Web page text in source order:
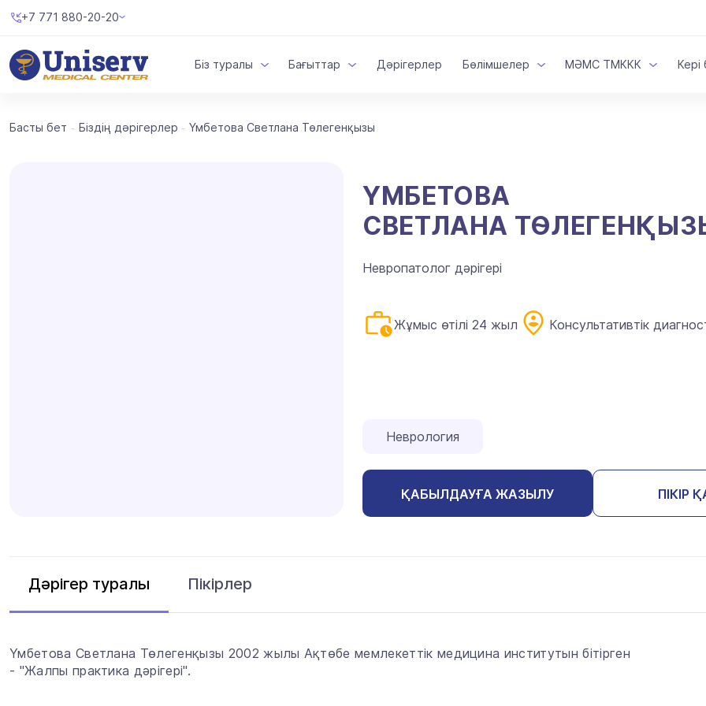
+7 771 880-20-20
Біз туралы Бағыттар Дәрігерлер Бөлімшелер МӘМС ТМККК Кері
Басты бет Біздің дәрігерлер Үмбетова Светлана Төлегенқызы
ҮМБЕТОВА
СВЕТЛАНА
Невропатолог дәрігері
Жұмыс өтілі 24 жыл Консультативтік
Неврология
ҚАБЫЛДАУҒА ЖАЗЫЛУ ПІКІР
Дәрігер туралы Пікірлер
Үмбетова Светлана Төлегенқызы 2002 жылы Ақтөбе мемлекеттік медицина институтын бітірген
- "Жалпы практика дәрігері".